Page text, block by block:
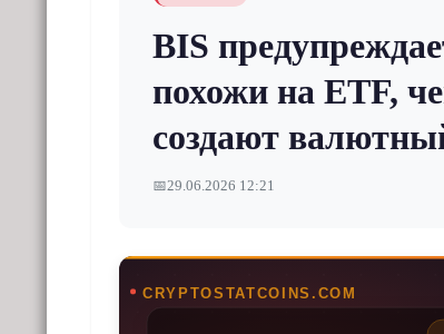
BIS
похожи на ETF,
создают
📅29.06.2026 12:21